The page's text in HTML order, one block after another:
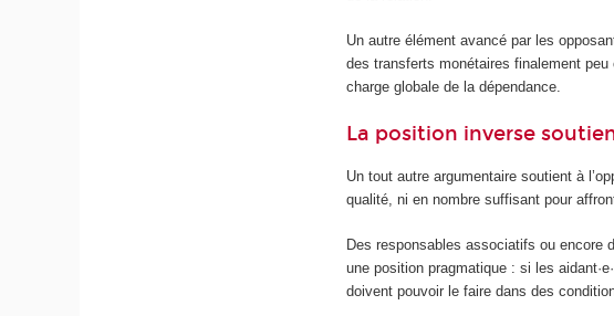
Un autre élément avancé par les
des transferts monétaires finalement
charge globale de la dépendance.
La position inverse
Un tout autre argumentaire soutient à
qualité, ni en nombre suffisant pour
Des responsables associatifs ou encore
une position pragmatique : si les
doivent pouvoir le faire dans des